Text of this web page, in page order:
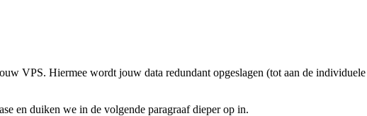
VPS. Hiermee wordt jouw data redundant opgeslagen (tot aan de
en duiken we in de volgende paragraaf dieper op in.